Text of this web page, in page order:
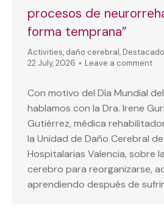
procesos de
forma temprana”
Activities, daño cerebral,
22 July, 2026
Leave a comment
Con motivo del Día Mundial
hablamos con la Dra. Irene
Gutiérrez, médica
la Unidad de Daño Cerebral
Hospitalarias Valencia, sobre
cerebro para reorganizarse,
aprendiendo después de